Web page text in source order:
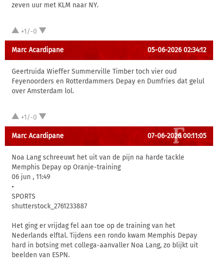
zeven uur met KLM naar NY.
+1/-0
Marc Acardipane 05-06-2026 02:34:12
Geertruida Wieffer Summerville Timber toch vier oud
Feyenoorders en Rotterdammers Depay en Dumfries dat gelul
over Amsterdam lol.
+1/-0
Marc Acardipane 07-06-2026 00:11:05
Noa Lang schreeuwt het uit van de pijn na harde tackle
Memphis Depay op Oranje-training
06 jun , 11:49
•
SPORTS
shutterstock_2761233887
Het ging er vrijdag fel aan toe op de training van het
Nederlands elftal. Tijdens een rondo kwam Memphis Depay
hard in botsing met collega-aanvaller Noa Lang, zo blijkt uit
beelden van ESPN.